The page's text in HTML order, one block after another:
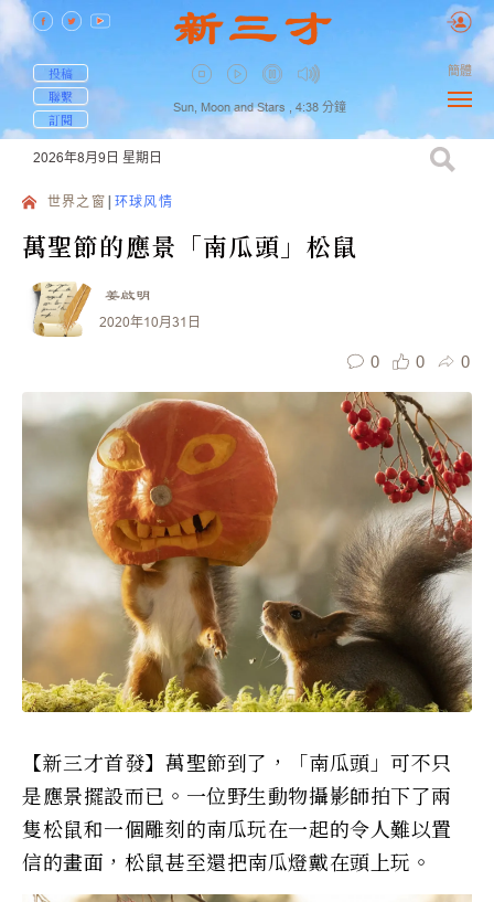
投稿
聯繫
訂閱
Sun, Moon and Stars , 4:38 分鐘
簡體
2026年8月9日 星期日
世界之窗 环球风情
萬聖節的應景「南瓜頭」松鼠
姜啟明
2020年10月31日
0 0 0
【新三才首發】萬聖節到了，「南瓜頭」可不只
是應景擺設而已。一位野生動物攝影師拍下了兩
隻松鼠和一個雕刻的南瓜玩在一起的令人難以置
信的畫面，松鼠甚至還把南瓜燈戴在頭上玩。